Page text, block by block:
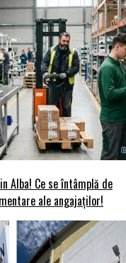
Alba! Ce se întâmplă de
ale angajaților!